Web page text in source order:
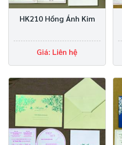
HK210 Hồng Ánh Kim
Giá: Liên hệ